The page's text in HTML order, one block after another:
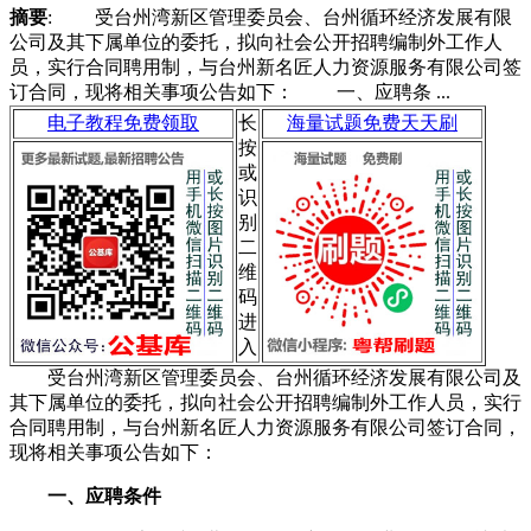
摘要: 受台州湾新区管理委员会、台州循环经济发展有限
公司及其下属单位的委托，拟向社会公开招聘编制外工作人
员，实行合同聘用制，与台州新名匠人力资源服务有限公司签
订合同，现将相关事项公告如下： 一、应聘条 ...
电子教程免费领取
长
按
或
识
别
二
维
码
进
入
海量试题免费天天刷
受台州湾新区管理委员会、台州循环经济发展有限公司及
其下属单位的委托，拟向社会公开招聘编制外工作人员，实行
合同聘用制，与台州新名匠人力资源服务有限公司签订合同，
现将相关事项公告如下：
一、应聘条件